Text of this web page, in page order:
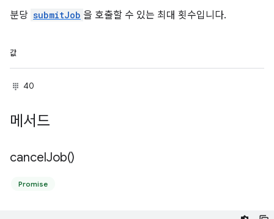
분당 submitJob 을 호출할 수 있는 최대 횟수입니다.
값
40
메서드
cancelJob()
Promise